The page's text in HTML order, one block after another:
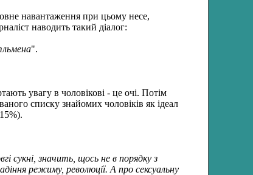
навантаження при цьому несе,
наводить такий діалог:
".
увагу в чоловікові - це очі. Потім
списку знайомих чоловіків як ідеал
сукні, значить, щось не в порядку з
режиму, революції. А про сексуальну